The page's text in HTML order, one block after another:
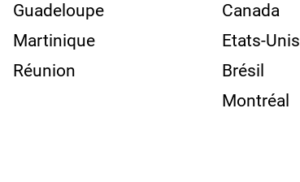
Guadeloupe
Martinique
Réunion
Canada
Etats-Unis
Brésil
Montréal